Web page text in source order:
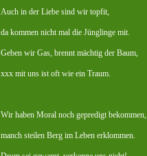
Auch in der Liebe sind wir topfit,
da kommen nicht mal die Jünglinge mit.
Geben wir Gas, brennt mächtig der Baum,
xxx mit uns ist oft wie ein Traum.
Wir haben Moral noch gepredigt bekommen,
manch steilen Berg im Leben erklommen.